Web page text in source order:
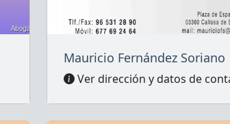
Mauricio Fernández Soriano
Ver dirección y datos de